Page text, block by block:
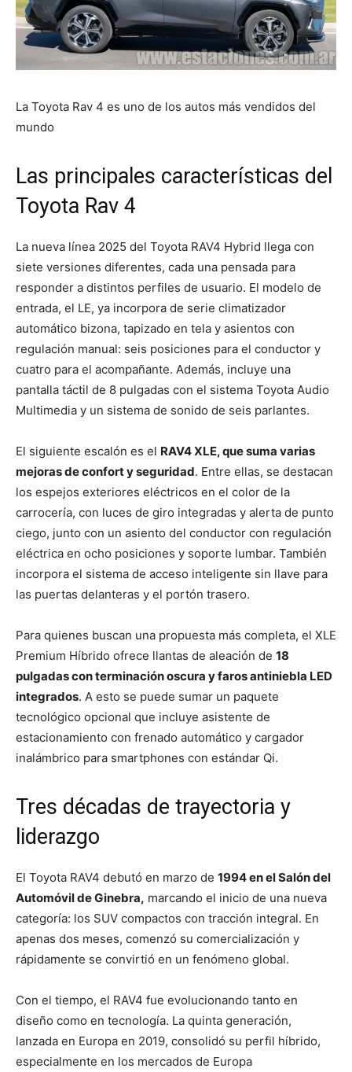
La Toyota Rav 4 es uno de los autos más vendidos del
mundo
Las principales características del
Toyota Rav 4
La nueva línea 2025 del Toyota RAV4 Hybrid llega con
siete versiones diferentes, cada una pensada para
responder a distintos perfiles de usuario. El modelo de
entrada, el LE, ya incorpora de serie climatizador
automático bizona, tapizado en tela y asientos con
regulación manual: seis posiciones para el conductor y
cuatro para el acompañante. Además, incluye una
pantalla táctil de 8 pulgadas con el sistema Toyota Audio
Multimedia y un sistema de sonido de seis parlantes.
El siguiente escalón es el RAV4 XLE, que suma varias
mejoras de confort y seguridad. Entre ellas, se destacan
los espejos exteriores eléctricos en el color de la
carrocería, con luces de giro integradas y alerta de punto
ciego, junto con un asiento del conductor con regulación
eléctrica en ocho posiciones y soporte lumbar. También
incorpora el sistema de acceso inteligente sin llave para
las puertas delanteras y el portón trasero.
Para quienes buscan una propuesta más completa, el XLE
Premium Híbrido ofrece llantas de aleación de 18
pulgadas con terminación oscura y faros antiniebla LED
integrados. A esto se puede sumar un paquete
tecnológico opcional que incluye asistente de
estacionamiento con frenado automático y cargador
inalámbrico para smartphones con estándar Qi.
Tres décadas de trayectoria y
liderazgo
El Toyota RAV4 debutó en marzo de 1994 en el Salón del
Automóvil de Ginebra, marcando el inicio de una nueva
categoría: los SUV compactos con tracción integral. En
apenas dos meses, comenzó su comercialización y
rápidamente se convirtió en un fenómeno global.
Con el tiempo, el RAV4 fue evolucionando tanto en
diseño como en tecnología. La quinta generación,
lanzada en Europa en 2019, consolidó su perfil híbrido,
especialmente en los mercados de Europa